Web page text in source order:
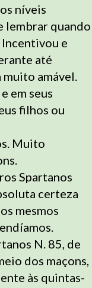
níveis
lembrar quando
e
até
amável.
em seus
filhos ou
Muito
Spartanos
certeza
mesmos
N. 85, de
dos maçons,
às quintas-